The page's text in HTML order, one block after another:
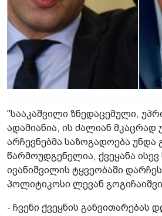
"სააკაშვილი ზნედაცემული,
ადამიანია, ის ძალიან მკაცრად
არჩევნებმა საზოგადოება
წარმოუდგენელია, ქვეყანა
ივანიშვილის ტყვეობაში
პოლიტიკოსი ლევან
- ჩვენი ქვეყნის განვითარებას